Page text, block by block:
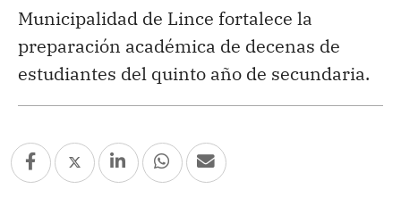
Municipalidad de Lince fortalece la
preparación académica de decenas de
estudiantes del quinto año de secundaria.